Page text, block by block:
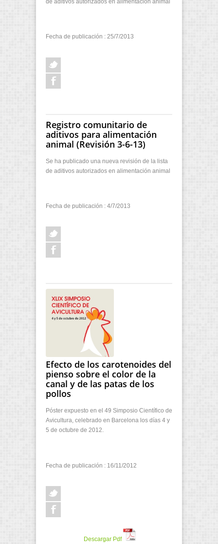
Fecha de publicación : 25/7/2013
Registro comunitario de
aditivos para alimentación
animal (Revisión 3-6-13)
Se ha publicado una nueva revisión de la lista
de aditivos autorizados en alimentación animal
Fecha de publicación : 4/7/2013
Efecto de los carotenoides del
pienso sobre el color de la
canal y de las patas de los
pollos
Póster expuesto en el 49 Simposio Científico de
Avicultura, celebrado en Barcelona los días 4 y
5 de octubre de 2012.
Fecha de publicación : 16/11/2012
Descargar Pdf